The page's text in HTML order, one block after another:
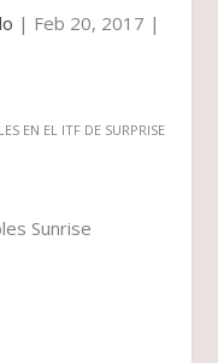
| Feb 20, 2017 |